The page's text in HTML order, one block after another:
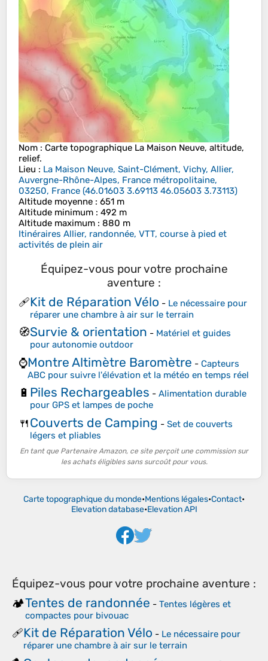
Nom : Carte topographique La Maison Neuve, altitude,
relief.
Lieu : La Maison Neuve, Saint-Clément, Vichy, Allier,
Auvergne-Rhône-Alpes, France métropolitaine,
03250, France (46.01603 3.69113 46.05603 3.73113)
Altitude moyenne : 651 m
Altitude minimum : 492 m
Altitude maximum : 880 m
Itinéraires Allier, randonnée, VTT, course à pied et
activités de plein air
Équipez-vous pour votre prochaine
aventure :
🩹Kit de Réparation Vélo - Le nécessaire pour
réparer une chambre à air sur le terrain
🧭Survie & orientation - Matériel et guides
pour autonomie outdoor
⌚Montre Altimètre Baromètre - Capteurs
ABC pour suivre l'élévation et la météo en temps réel
🔋 Piles Rechargeables - Alimentation durable
pour GPS et lampes de poche
🍴Couverts de Camping - Set de couverts
légers et pliables
En tant que Partenaire Amazon, ce site perçoit une commission sur
les achats éligibles sans surcoût pour vous.
Carte topographique du monde•Mentions légales•Contact•
Elevation database•Elevation API
Équipez-vous pour votre prochaine aventure :
🏕️Tentes de randonnée - Tentes légères et
compactes pour bivouac
🩹Kit de Réparation Vélo - Le nécessaire pour
réparer une chambre à air sur le terrain